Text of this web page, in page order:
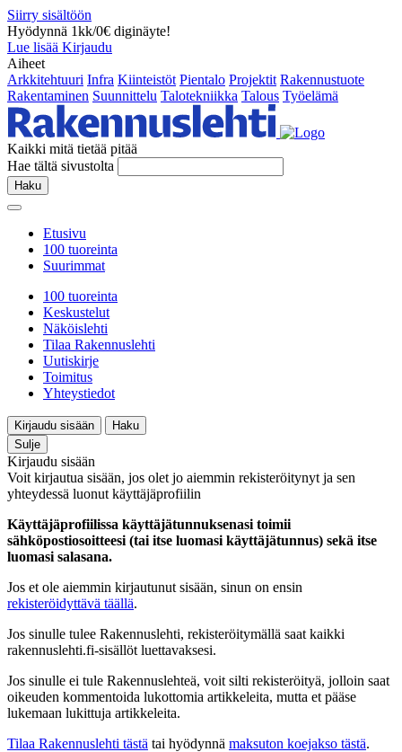
Siirry sisältöön
Hyödynnä 1kk/0€ diginäyte!
Lue lisää Kirjaudu
Aiheet
Arkkitehtuuri Infra Kiinteistöt Pientalo Projektit Rakennustuote
Rakentaminen Suunnittelu Talotekniikka Talous Työelämä
Kaikki mitä tietää pitää
Hae tältä sivustolta
Haku
Etusivu
100 tuoreinta
Suurimmat
100 tuoreinta
Keskustelut
Näköislehti
Tilaa Rakennuslehti
Uutiskirje
Toimitus
Yhteystiedot
Kirjaudu sisään
Haku
Sulje
Kirjaudu sisään
Voit kirjautua sisään, jos olet jo aiemmin rekisteröitynyt ja sen
yhteydessä luonut käyttäjäprofiilin
Käyttäjäprofiilissa käyttäjätunnuksenasi toimii
sähköpostiosoitteesi (tai itse luomasi käyttäjätunnus) sekä itse
luomasi salasana.
Jos et ole aiemmin kirjautunut sisään, sinun on ensin
rekisteröidyttävä täällä.
Jos sinulle tulee Rakennuslehti, rekisteröitymällä saat kaikki
rakennuslehti.fi-sisällöt luettavaksesi.
Jos sinulle ei tule Rakennuslehteä, voit silti rekisteröityä, jolloin saat
oikeuden kommentoida lukottomia artikkeleita, mutta et pääse
lukemaan lukittuja artikkeleita.
Tilaa Rakennuslehti tästä tai hyödynnä maksuton koejakso tästä.